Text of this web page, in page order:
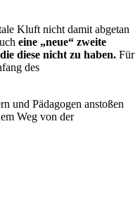
Kluft nicht damit abgetan
eine „neue“ zweite
diese nicht zu haben. Für
des
und Pädagogen anstoßen
Weg von der